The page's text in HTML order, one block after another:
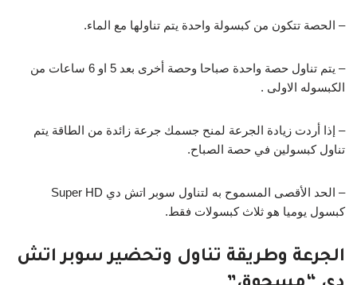
– الحصة تتكون من كبسولة واحدة يتم تناولها مع الماء.
– يتم تناول حصة واحدة صباحا وحصة أخرى بعد 5 او 6 ساعات من
الكبسوله الاولى .
– إذا أردت زيادة الجرعة لمنح جسمك جرعة زائدة من الطاقة يتم
تناول كبسولين في حصة الصباح.
– الحد الأقصى المسموح به لتناول سوبر اتش دي Super HD
كبسول يوميا هو ثلاث كبسولات فقط.
الجرعة وطريقة تناول وتحضير سوبر اتش